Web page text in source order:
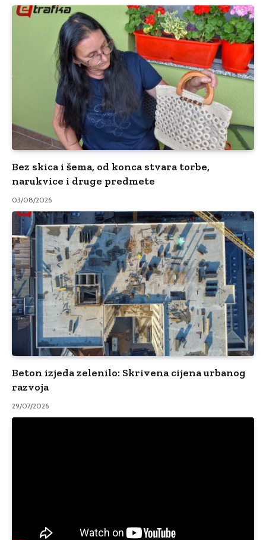
Bez skica i šema, od konca stvara torbe,
narukvice i druge predmete
03/08/2026
Beton izjeda zelenilo: Skrivena cijena urbanog
razvoja
29/07/2026